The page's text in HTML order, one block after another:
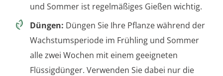
und Sommer ist regelmäßiges Gießen wichtig.
Düngen: Düngen Sie Ihre Pflanze während der
Wachstumsperiode im Frühling und Sommer
alle zwei Wochen mit einem geeigneten
Flüssigdünger. Verwenden Sie dabei nur die